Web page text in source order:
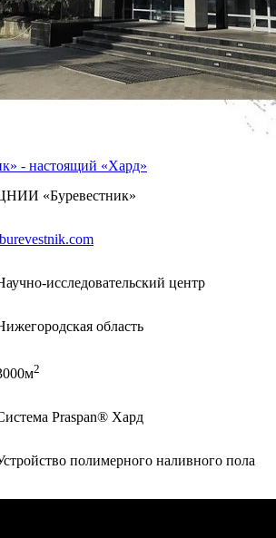
- настоящий «Хард»
«Буревестник»
burevestnik.com
исследовательский центр
область
2
Praspan®️ Хард
полимерного наливного пола